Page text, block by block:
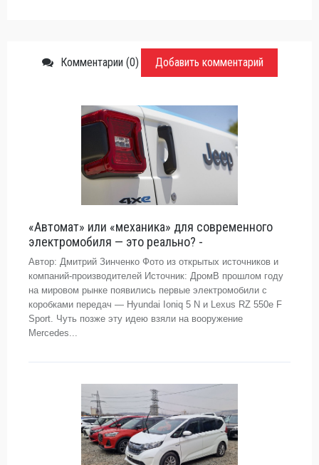
Комментарии (0) Добавить комментарий
«Автомат» или «механика» для современного
электромобиля — это реально? -
Автор: Дмитрий Зинченко Фото из открытых источников и
компаний-производителей Источник: ДромВ прошлом году
на мировом рынке появились первые электромобили с
коробками передач — Hyundai Ioniq 5 N и Lexus RZ 550e F
Sport. Чуть позже эту идею взяли на вооружение
Mercedes...